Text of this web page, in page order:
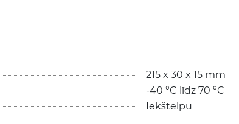
215 x 30 x 15 mm
-40 °C līdz 70 °C
Iekštelpu